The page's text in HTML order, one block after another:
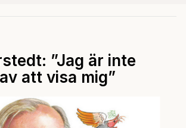
”Jag är inte
att visa mig”